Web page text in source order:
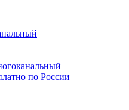
по России